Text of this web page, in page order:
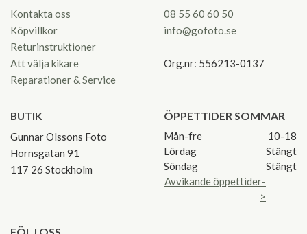
Kontakta oss
Köpvillkor
Returinstruktioner
Att välja kikare
Reparationer & Service
08 55 60 60 50
info@gofoto.se
Org.nr: 556213-0137
BUTIK
Gunnar Olssons Foto
Hornsgatan 91
117 26 Stockholm
ÖPPETTIDER SOMMAR
Mån-fre
10-18
Lördag
Stängt
Söndag
Stängt
Avvikande öppettider-
>